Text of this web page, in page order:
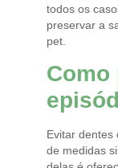
todos os
preservar a
pet.
Evitar dentes
de medidas